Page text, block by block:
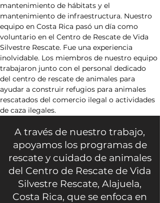
mantenimiento de hábitats y el
mantenimiento de infraestructura. Nuestro
equipo en Costa Rica pasó un día como
voluntario en el Centro de Rescate de Vida
Silvestre Rescate. Fue una experiencia
inolvidable. Los miembros de nuestro equipo
trabajaron junto con el personal dedicado
del centro de rescate de animales para
ayudar a construir refugios para animales
rescatados del comercio ilegal o actividades
de caza ilegales.
A través de nuestro trabajo,
apoyamos los programas de
rescate y cuidado de animales
del Centro de Rescate de Vida
Silvestre Rescate, Alajuela,
Costa Rica, que se enfoca en